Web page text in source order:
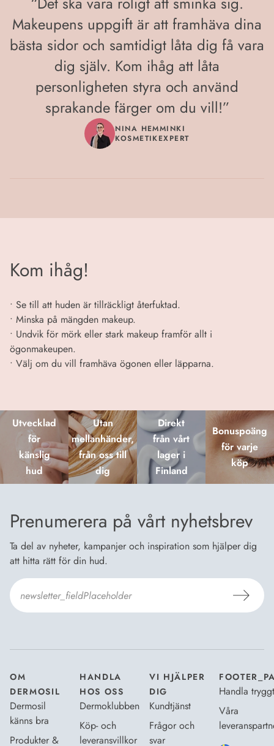
Makeupens uppgift är att framhäva dina
bästa sidor och samtidigt låta dig få vara
dig själv. Kom ihåg att låta
personligheten styra och använd
sprakande färger om du vill!”
NINA HEMMINKI
KOSMETIKEXPERT
Kom ihåg!
• Se till att huden är tillräckligt återfuktad.
• Minska på mängden makeup.
• Undvik för mörk eller stark makeup framför allt i
ögonmakeupen.
• Välj om du vill framhäva ögonen eller läpparna.
Utvecklad
för
känslig
hud
Utan
mellanhänder,
från oss till
dig
Direkt
från vårt
lager i
Finland
Bonuspoäng
för varje
köp
Prenumerera på vårt nyhetsbrev
Ta del av nyheter, kampanjer och inspiration som hjälper dig
att hitta rätt för din hud.
OM
DERMOSIL
Dermosil
känns bra
Produkter &
HANDLA
HOS OSS
Dermoklubben
Köp- och
leveransvillkor
VI HJÄLPER
DIG
Kundtjänst
Frågor och
svar
Handla tryggt
Våra